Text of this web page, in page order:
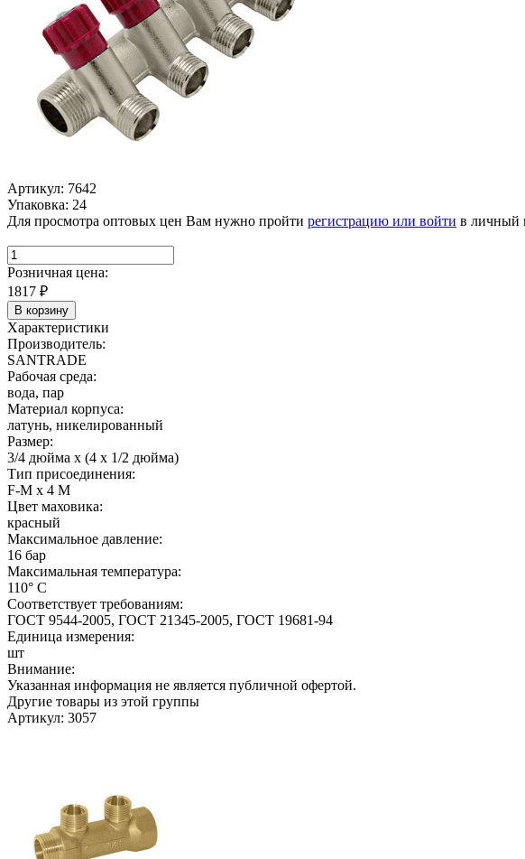
Артикул: 7642
Упаковка: 24
Для просмотра оптовых цен Вам нужно пройти регистрацию или войти в личный
Розничная цена:
1817 ₽
В корзину
Характеристики
Производитель:
SANTRADE
Рабочая среда:
вода, пар
Материал корпуса:
латунь, никелированный
Размер:
3/4 дюйма х (4 х 1/2 дюйма)
Тип присоединения:
F-M х 4 M
Цвет маховика:
красный
Максимальное давление:
16 бар
Максимальная температура:
110° С
Соответствует требованиям:
ГОСТ 9544-2005, ГОСТ 21345-2005, ГОСТ 19681-94
Единица измерения:
шт
Внимание:
Указанная информация не является публичной офертой.
Другие товары из этой группы
Артикул: 3057